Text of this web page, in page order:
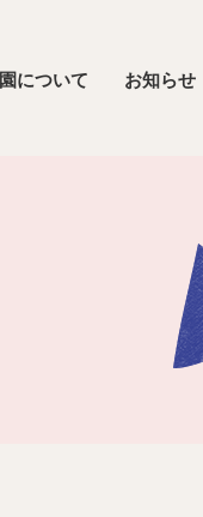
園について お知らせ